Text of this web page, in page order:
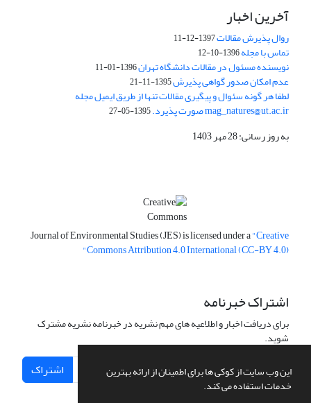
این وب سایت از کوکی ها برای اطمینان از ارائه بهترین
خدمات استفاده می کند.
آخرین اخبار
روال پذیرش مقالات1397-12-11
تماس با مجله1396-10-12
نویسنده مسئول در مقالات دانشگاه تهران1396-01-11
عدم امکان صدور گواهی پذیرش1395-11-21
لطفا هر گونه سئوال و پیگیری مقالات تنها از طریق ایمیل مجله
mag_natures@ut.ac.ir صورت پذیرد. 1395-05-27
به روز رسانی: 28 مهر 1403
Journal of Environmental Studies (JES) is licensed under a"Creative
Commons Attribution 4.0 International (CC-BY 4.0)"
اشتراک خبرنامه
برای دریافت اخبار و اطلاعیه های مهم نشریه در خبرنامه نشریه مشترک
شوید.
اشتراک